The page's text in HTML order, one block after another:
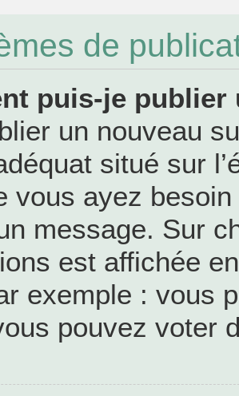
de
puis-je
un nouveau
situé sur
vous ayez
message. Sur
est affichée
exemple : vous
pouvez voter